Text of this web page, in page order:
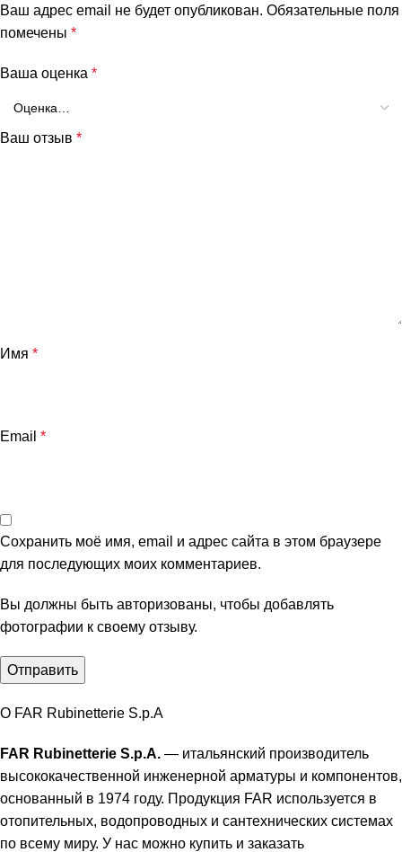
Ваш адрес email не будет опубликован. Обязательные поля
помечены *
Ваша оценка *
Ваш отзыв *
Имя *
Email *
Сохранить моё имя, email и адрес сайта в этом браузере
для последующих моих комментариев.
Вы должны быть авторизованы, чтобы добавлять
фотографии к своему отзыву.
О FAR Rubinetterie S.p.A
FAR Rubinetterie S.p.A. — итальянский производитель
высококачественной инженерной арматуры и компонентов,
основанный в 1974 году. Продукция FAR используется в
отопительных, водопроводных и сантехнических системах
по всему миру. У нас можно купить и заказать